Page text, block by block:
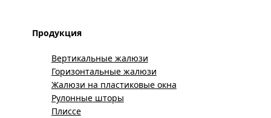
Продукция
Вертикальные жалюзи
Горизонтальные жалюзи
Жалюзи на пластиковые окна
Рулонные шторы
Плиссе